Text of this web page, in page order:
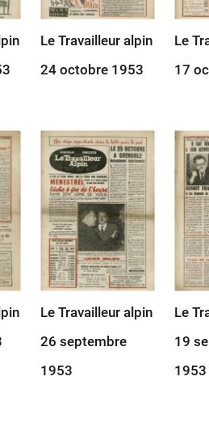
Le Travailleur alpin
24 octobre 1953
Le
17
Le Travailleur alpin
26 septembre
1953
Le
19
1953